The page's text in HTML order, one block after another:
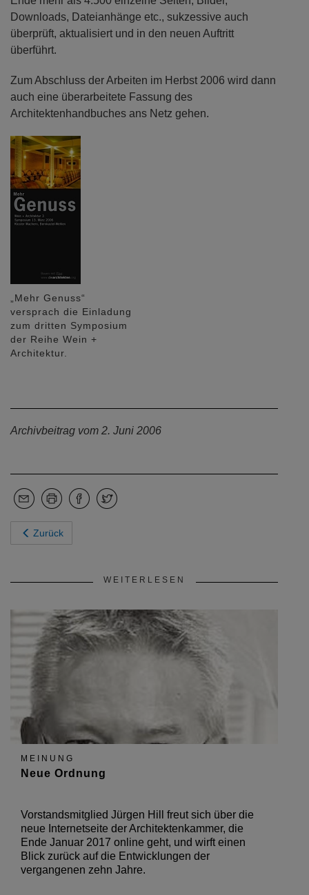
Downloads, Dateianhänge etc., sukzessive auch
überprüft, aktualisiert und in den neuen Auftritt
überführt.
Zum Abschluss der Arbeiten im Herbst 2006 wird dann
auch eine überarbeitete Fassung des
Architektenhandbuches ans Netz gehen.
„Mehr Genuss“
versprach die Einladung
zum dritten Symposium
der Reihe Wein +
Architektur.
Archivbeitrag vom 2. Juni 2006
Zurück
WEITERLESEN
MEINUNG
Neue Ordnung
Vorstandsmitglied Jürgen Hill freut sich über die
neue Internetseite der Architektenkammer, die
Ende Januar 2017 online geht, und wirft einen
Blick zurück auf die Entwicklungen der
vergangenen zehn Jahre.